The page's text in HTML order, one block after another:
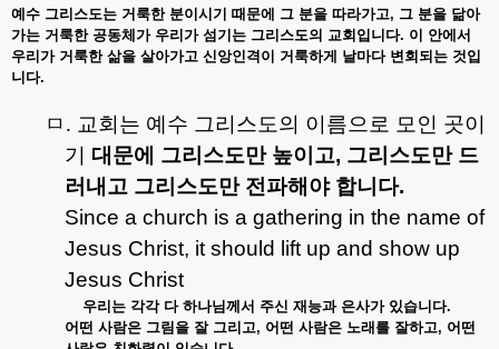
예수 그리스도는 거룩한 분이시기 때문에 그 분을 따라가고, 그 분을 닮아
가는 거룩한 공동체가 우리가 섬기는 그리스도의 교회입니다. 이
안에서
우리가 거룩한 삶을 살아가고 신앙인격이 거룩하게 날마다 변회되는 것입
니다.
ㅁ . 교회는 예수 그리스도의 이름으로 모인 곳이
기
대문에 그리스도만 높이고, 그리스도만 드
러내고 그리스도만 전파해야 합니다.
Since a church is a gathering in the name of
Jesus Christ, it should lift up and show up
Jesus Christ
우리는 각각 다 하나님께서 주신 재능과 은사가 있습니다.
어떤 사람은 그림을 잘 그리고, 어떤 사람은 노래를 잘하고, 어떤